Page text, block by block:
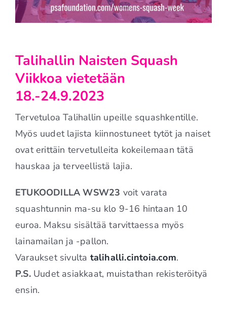
Talihallin Naisten Squash
Viikkoa vietetään
18.-24.9.2023
Tervetuloa Talihallin upeille squashkentille.
Myös uudet lajista kiinnostuneet tytöt ja naiset
ovat erittäin tervetulleita kokeilemaan tätä
hauskaa ja terveellistä lajia.
ETUKOODILLA WSW23 voit varata
squashtunnin ma-su klo 9-16 hintaan 10
euroa. Maksu sisältää tarvittaessa myös
lainamailan ja -pallon.
Varaukset sivulta talihalli.cintoia.com.
P.S. Uudet asiakkaat, muistathan rekisteröityä
ensin.